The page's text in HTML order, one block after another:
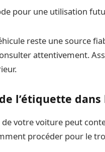
pour une utilisation
reste une source
attentivement.
l’étiquette
de votre voiture peut
procéder pour le